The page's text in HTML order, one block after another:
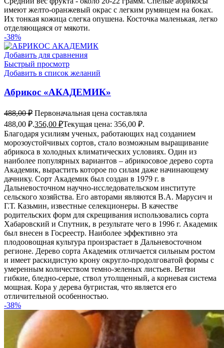
имеют желто-оранжевый окрас с легким румянцем на боках.
Их тонкая кожица слегка опушена. Косточка маленькая, легко
отделяющаяся от мякоти.
-38%
Добавить для сравнения
Быстрый просмотр
Добавить в список желаний
Абрикос «АКАДЕМИК»
488,00₽ Первоначальная цена составляла
488,00 ₽.356,00 ₽Текущая цена: 356,00 ₽.
Благодаря усилиям ученых, работающих над созданием
морозоустойчивых сортов, стало возможным выращивание
абрикоса в холодных климатических условиях. Один из
наиболее популярных вариантов – абрикосовое дерево сорта
Академик, вырастить которое по силам даже начинающему
дачнику. Сорт Академик был создан в 1979 г. в
Дальневосточном научно-исследовательском институте
сельского хозяйства. Его авторами являются В.А. Марусич и
Г.Т. Казьмин, известные селекционеры. В качестве
родительских форм для скрещивания использовались сорта
Хабаровский и Спутник, в результате чего в 1996 г. Академик
был внесен в Госреестр. Наиболее эффективно эта
плодоовощная культура произрастает в Дальневосточном
регионе. Дерево сорта Академик отличается сильным ростом
и имеет раскидистую крону округло-продолговатой формы с
умеренным количеством темно-зеленых листьев. Ветви
гибкие, бледно-серые, ствол утолщенный, а корневая система
мощная. Кора у дерева бугристая, что является его
отличительной особенностью.
-38%